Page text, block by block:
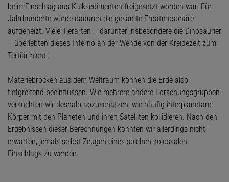
beim Einschlag aus Kalksedimenten freigesetzt worden war. Für
Jahrhunderte wurde dadurch die gesamte Erdatmosphäre
aufgeheizt. Viele Tierarten – darunter insbesondere die Dinosaurier
– überlebten dieses Inferno an der Wende von der Kreidezeit zum
Tertiär nicht.
Materiebrocken aus dem Weltraum können die Erde also
tiefgreifend beeinflussen. Wie mehrere andere Forschungsgruppen
versuchten wir deshalb abzuschätzen, wie häufig interplanetare
Körper mit den Planeten und ihren Satelliten kollidieren. Nach den
Ergebnissen dieser Berechnungen konnten wir allerdings nicht
erwarten, jemals selbst Zeugen eines solchen kolossalen
Einschlags zu werden.